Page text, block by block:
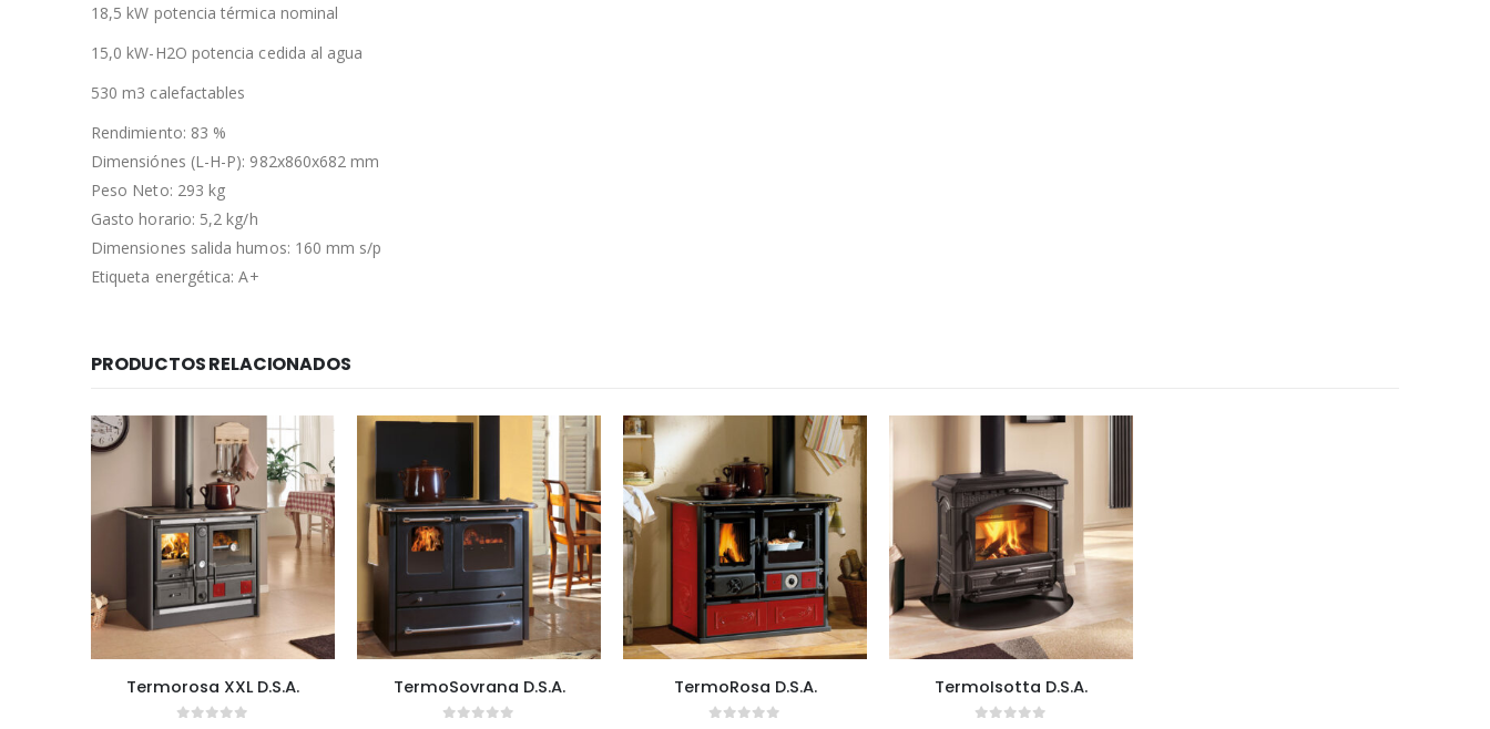
18,5 kW potencia térmica nominal
15,0 kW-H2O potencia cedida al agua
530 m3 calefactables
Rendimiento: 83 %
Dimensiónes (L-H-P): 982x860x682 mm
Peso Neto: 293 kg
Gasto horario: 5,2 kg/h
Dimensiones salida humos: 160 mm s/p
Etiqueta energética: A+
PRODUCTOS RELACIONADOS
Termorosa XXL D.S.A. TermoSovrana D.S.A. TermoRosa D.S.A. TermoIsotta D.S.A.